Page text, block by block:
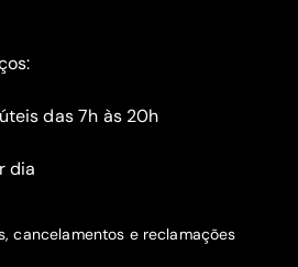
das 7h às 20h
dia
cancelamentos e reclamações